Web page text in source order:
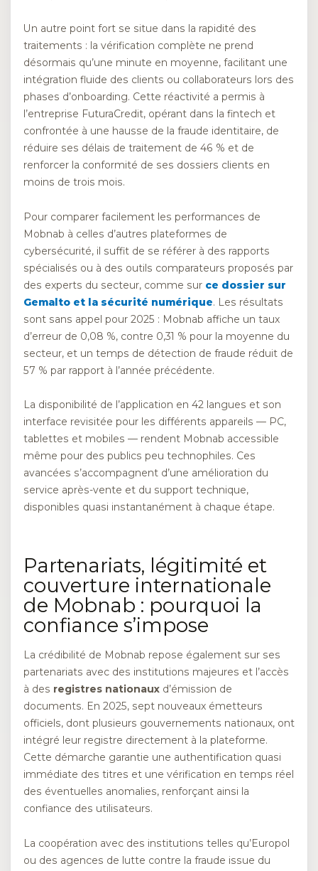
Un autre point fort se situe dans la rapidité des
traitements : la vérification complète ne prend
désormais qu’une minute en moyenne, facilitant une
intégration fluide des clients ou collaborateurs lors des
phases d’onboarding. Cette réactivité a permis à
l’entreprise FuturaCredit, opérant dans la fintech et
confrontée à une hausse de la fraude identitaire, de
réduire ses délais de traitement de 46 % et de
renforcer la conformité de ses dossiers clients en
moins de trois mois.
Pour comparer facilement les performances de
Mobnab à celles d’autres plateformes de
cybersécurité, il suffit de se référer à des rapports
spécialisés ou à des outils comparateurs proposés par
des experts du secteur, comme sur ce dossier sur
Gemalto et la sécurité numérique. Les résultats
sont sans appel pour 2025 : Mobnab affiche un taux
d’erreur de 0,08 %, contre 0,31 % pour la moyenne du
secteur, et un temps de détection de fraude réduit de
57 % par rapport à l’année précédente.
La disponibilité de l’application en 42 langues et son
interface revisitée pour les différents appareils — PC,
tablettes et mobiles — rendent Mobnab accessible
même pour des publics peu technophiles. Ces
avancées s’accompagnent d’une amélioration du
service après-vente et du support technique,
disponibles quasi instantanément à chaque étape.
Partenariats, légitimité et
couverture internationale
de Mobnab : pourquoi la
confiance s’impose
La crédibilité de Mobnab repose également sur ses
partenariats avec des institutions majeures et l’accès
à des registres nationaux d’émission de
documents. En 2025, sept nouveaux émetteurs
officiels, dont plusieurs gouvernements nationaux, ont
intégré leur registre directement à la plateforme.
Cette démarche garantie une authentification quasi
immédiate des titres et une vérification en temps réel
des éventuelles anomalies, renforçant ainsi la
confiance des utilisateurs.
La coopération avec des institutions telles qu’Europol
ou des agences de lutte contre la fraude issue du